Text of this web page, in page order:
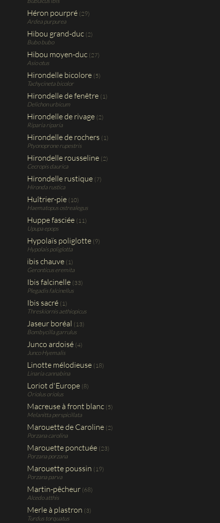
Héron pourpré (29)
Ardea purpurea
Hibou grand-duc (2)
Bubo bubo
Hibou moyen-duc (27)
Asio otus
Hirondelle bicolore (5)
Tachycineta bicolor
Hirondelle de fenêtre (1)
Delichon urbicum
Hirondelle de rivage (2)
Riparia riparia
Hirondelle de rochers (1)
Ptyonoprone rupestris
Hirondelle rousseline (2)
Cecropis daurica
Hirondelle rustique (7)
Hironda rustica
Huîtrier-pie (10)
Haematopus ostrealegus
Huppe fasciée (11)
Upupa epops
Hypolaïs poliglotte (9)
Hypolais poliglotta
ibis chauve (1)
Geronticus eremita
Ibis falcinelle (33)
Plegadis falcinellus
Ibis sacré (1)
Threskiornis aethiopicus
Jaseur boréal (13)
Bombycilla garrulus
Junco ardoisé (4)
Junco Hyemalis
Linotte mélodieuse (18)
Linaria cannabina
Loriot d'Europe (8)
Oriolus oriolus
Macreuse à front blanc (5)
Melanitta perspicillata
Marouette de Caroline (2)
Porzana carolina
Marouette ponctuée (23)
Porzana porzana
Marouette poussin (19)
Porzana parva
Martin-pêcheur (68)
Alcedo atthis
Merle à plastron (3)
Turdus torquatus